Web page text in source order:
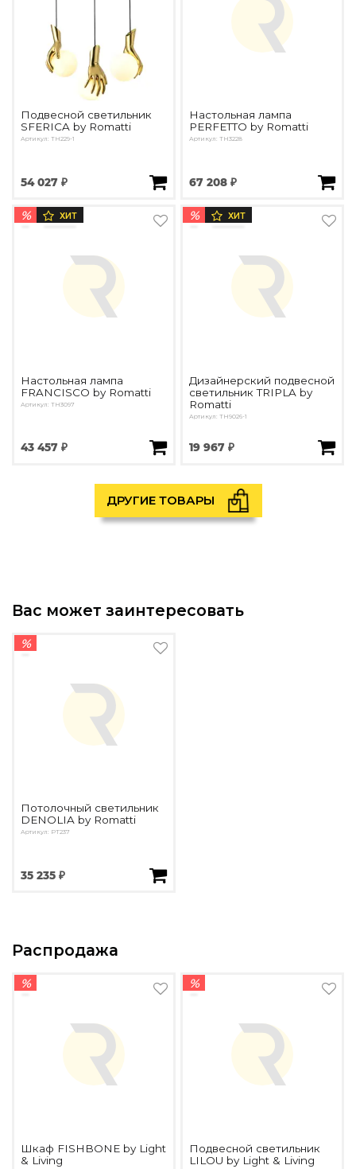
Подвесной светильник
SFERICA by Romatti
Артикул: TH229-1
54 027 ₽
Настольная лампа
PERFETTO by Romatti
Артикул: TH3228
67 208 ₽
% ХИТ
Настольная лампа
FRANCISCO by Romatti
Артикул: TH3097
43 457 ₽
% ХИТ
Дизайнерский подвесной
светильник TRIPLA by
Romatti
Артикул: TH9026-1
19 967 ₽
ДРУГИЕ ТОВАРЫ
Вас может заинтересовать
%
Потолочный светильник
DENOLIA by Romatti
Артикул: PT237
35 235 ₽
Распродажа
%
Шкаф FISHBONE by Light
& Living
%
Подвесной светильник
LILOU by Light & Living